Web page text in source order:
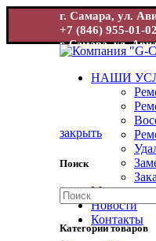
г. Самара, ул.
+7 (846) 955-01-
г. Самара, ул.
НАШИ
Магазин
Новости
Контакты
закрыть
Поиск
Категории товаров